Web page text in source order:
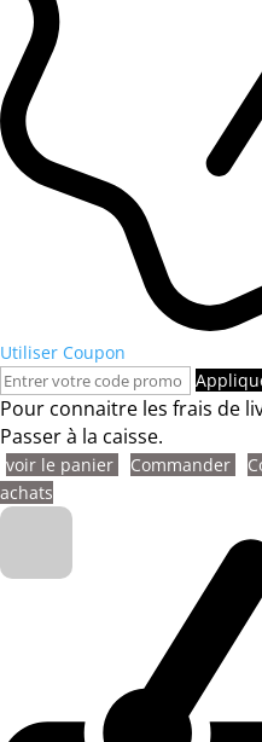
Utiliser Coupon
Pour connaitre les frais de
Passer à la caisse.
voir le panier Commander
achats